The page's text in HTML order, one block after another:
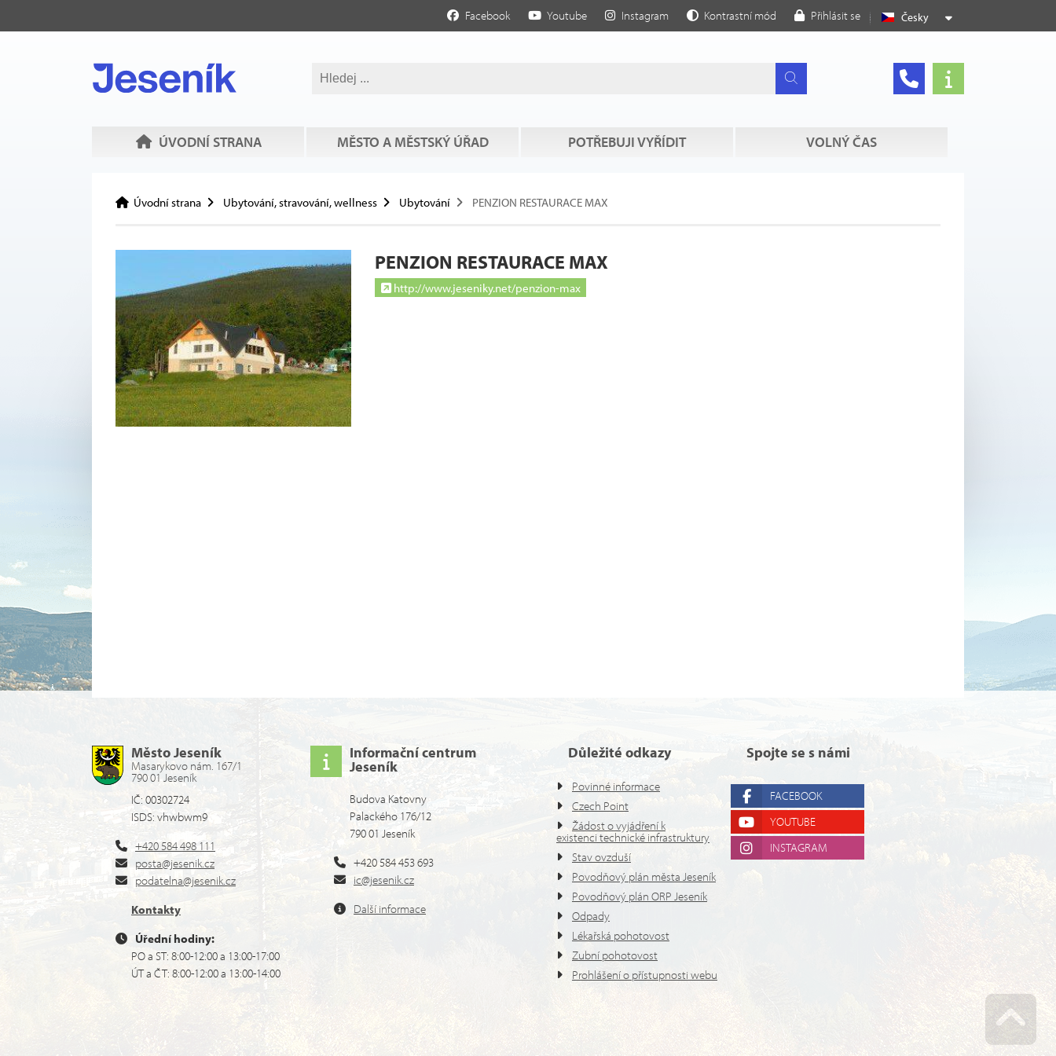
Česky
Facebook Youtube Instagram Kontrastní mód Přihlásit se
ÚVODNÍ STRANA MĚSTO A MĚSTSKÝ ÚŘAD POTŘEBUJI VYŘÍDIT VOLNÝ ČAS
Úvodní strana Ubytování, stravování, wellness Ubytování PENZION RESTAURACE MAX
PENZION RESTAURACE MAX
http://www.jeseniky.net/penzion-max
Město Jeseník
Masarykovo nám. 167/1
790 01 Jeseník
IČ: 00302724
ISDS: vhwbwm9
+420 584 498 111
posta@jesenik.cz
podatelna@jesenik.cz
Kontakty
Úřední hodiny:
PO a ST: 8:00-12:00 a 13:00-17:00
ÚT a ČT: 8:00-12:00 a 13:00-14:00
Informační centrum
Jeseník
Budova Katovny
Palackého 176/12
790 01 Jeseník
+420 584 453 693
ic@jesenik.cz
Další informace
Důležité odkazy
Povinné informace
Czech Point
Žádost o vyjádření k
existenci technické infrastruktury
Stav ovzduší
Povodňový plán města Jeseník
Povodňový plán ORP Jeseník
Odpady
Lékařská pohotovost
Zubní pohotovost
Prohlášení o přístupnosti webu
Spojte se s námi
FACEBOOK
YOUTUBE
INSTAGRAM